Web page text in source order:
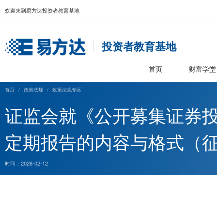
欢迎来到易方达投资者教育基地
投资者教育基
首页
首页 政策法规 / 政策法规专区
证监会就《公开募
定期报告的内容与